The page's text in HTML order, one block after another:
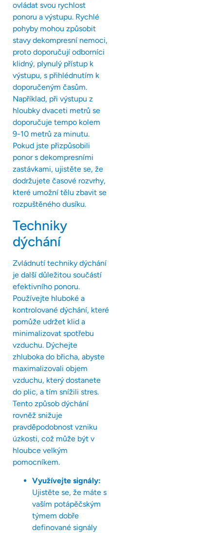
ovládat svou rychlost
ponoru a výstupu. Rychlé
pohyby mohou způsobit
stavy dekompresní nemoci,
proto doporučují odborníci
klidný, plynulý přístup k
výstupu, s přihlédnutím k
doporučeným časům.
Například, při výstupu z
hloubky dvaceti metrů se
doporučuje tempo kolem
9-10 metrů za minutu.
Pokud jste přizpůsobili
ponor s dekompresními
zastávkami, ujistěte se, že
dodržujete časové rozvrhy,
které umožní tělu zbavit se
rozpuštěného dusíku.
Techniky
dýchání
Zvládnutí techniky dýchání
je další důležitou součástí
efektivního ponoru.
Používejte hluboké a
kontrolované dýchání, které
pomůže udržet klid a
minimalizovat spotřebu
vzduchu. Dýchejte
zhluboka do břicha, abyste
maximalizovali objem
vzduchu, který dostanete
do plic, a tím snížili stres.
Tento způsob dýchání
rovněž snižuje
pravděpodobnost vzniku
úzkosti, což může být v
hloubce velkým
pomocníkem.
Využívejte signály:
Ujistěte se, že máte s
vaším potápěčským
týmem dobře
definované signály